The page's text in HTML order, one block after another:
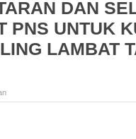
DAN
PNS UNTUK
LAMBAT